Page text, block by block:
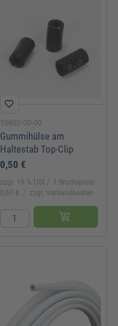
10802-00-00
Gummihülse am
Haltestab Top-Clip
0,50 €
zzgl. 19 % USt
1 Bruttopreis:
0,60 €
zzgl. Versandkosten